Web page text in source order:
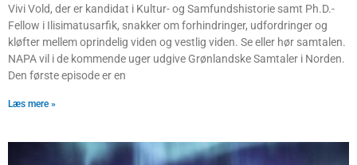
Vivi Vold, der er kandidat i Kultur- og Samfundshistorie samt Ph.D.-
Fellow i Ilisimatusarfik, snakker om forhindringer, udfordringer og
kløfter mellem oprindelig viden og vestlig viden. Se eller hør samtalen.
NAPA vil i de kommende uger udgive Grønlandske Samtaler i Norden.
Den første episode er en
Læs mere »